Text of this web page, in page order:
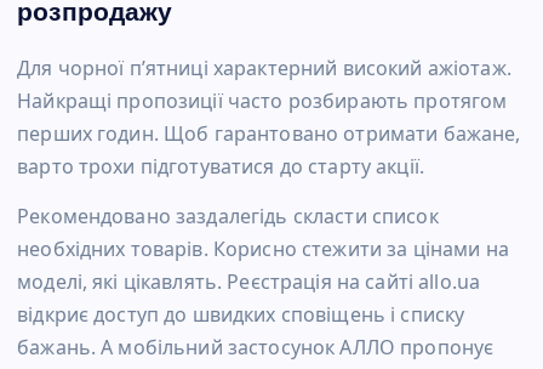
розпродажу
Для чорної п’ятниці характерний високий ажіотаж.
Найкращі пропозиції часто розбирають протягом
перших годин. Щоб гарантовано отримати бажане,
варто трохи підготуватися до старту акції.
Рекомендовано заздалегідь скласти список
необхідних товарів. Корисно стежити за цінами на
моделі, які цікавлять. Реєстрація на сайті allo.ua
відкриє доступ до швидких сповіщень і списку
бажань. А мобільний застосунок АЛЛО пропонує